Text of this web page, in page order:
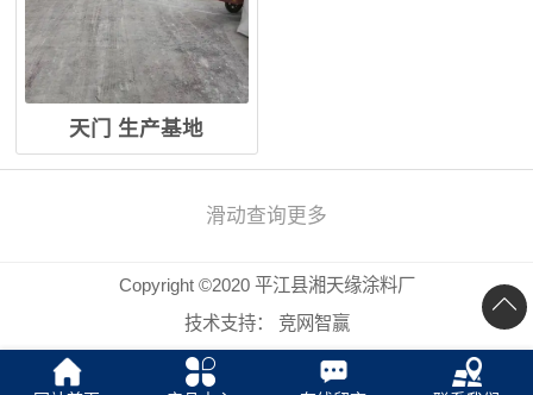
天门 生产基地
滑动查询更多
Copyright ©2020 平江县湘天缘涂料厂
技术支持：
竞网智赢